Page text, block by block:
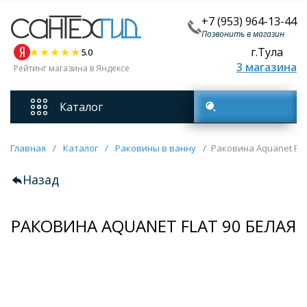
+7 (953) 964-13-44
Позвонить в магазин
5.0
Рейтинг магазина в Яндексе
г.Тула
3 магазина
Каталог
Смесители
Унитазы
Мебель для ванных комнат
Главная / Каталог / Раковины в ванну / Раковина Aquanet
Назад
РАКОВИНА AQUANET FLAT 90 БЕЛАЯ